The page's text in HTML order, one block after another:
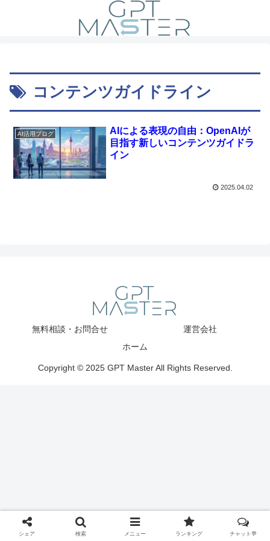
コンテンツガイドライン
AI活用ブログ
AIによる表現の自由：OpenAIが
目指す新しいコンテンツガイドラ
イン
2025.04.02
無料相談・お問合せ
運営会社
ホーム
Copyright © 2025 GPT Master All Rights Reserved.
シェア 検索 メニュー ランキング チャット💬